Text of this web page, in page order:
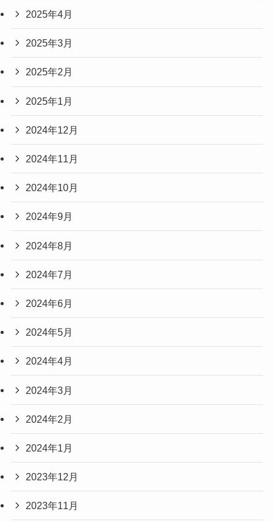
2025年4月
2025年3月
2025年2月
2025年1月
2024年12月
2024年11月
2024年10月
2024年9月
2024年8月
2024年7月
2024年6月
2024年5月
2024年4月
2024年3月
2024年2月
2024年1月
2023年12月
2023年11月